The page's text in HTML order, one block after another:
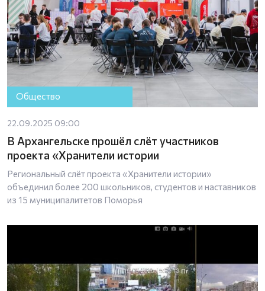
Общество
22.09.2025 09:00
В Архангельске прошёл слёт участников
проекта «Хранители истории
Региональный слёт проекта «Хранители истории»
объединил более 200 школьников, студентов и наставников
из 15 муниципалитетов Поморья